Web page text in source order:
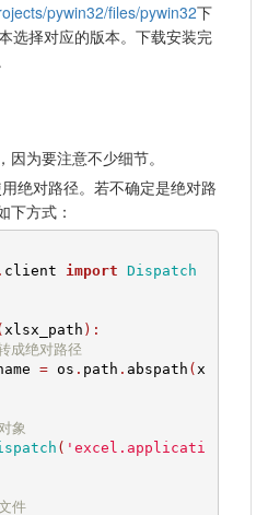
pywin32/files/pywin32下
选择对应的版本。下载安装完
因为要注意不少细节。
绝对路径。若不确定是绝对路
下方式：
client import Dispatch
xlsx_path ):
成绝对路径
= os . path . abspath ( x
象
( 'excel.applicati
件